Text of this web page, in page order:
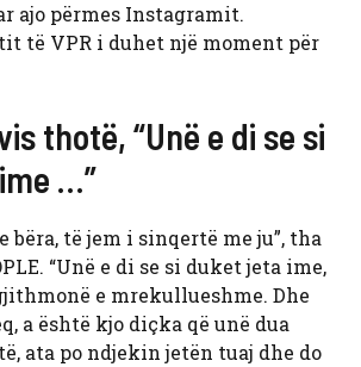
ajo përmes Instagramit.
të VPR i duhet një moment për
thotë, “Unë e di se si
…”
bëra, të jem i sinqertë me ju”, tha
“Unë e di se si duket jeta ime,
e mrekullueshme. Dhe
a është kjo diçka që unë dua
ata po ndjekin jetën tuaj dhe do